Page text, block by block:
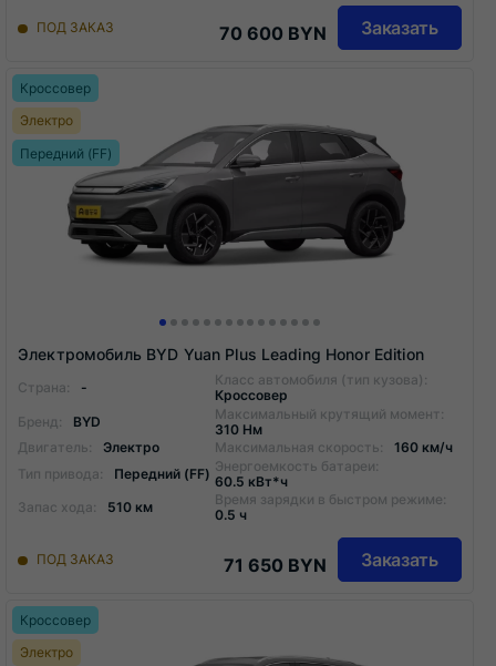
ПОД ЗАКАЗ 70 600 BYN Заказать
Кроссовер
Электро
Передний (FF)
Электромобиль BYD Yuan Plus Leading Honor Edition
Страна: -
Класс автомобиля (тип кузова):
Кроссовер
Бренд:
BYD
Максимальный крутящий момент:
310 Нм
Двигатель:
Электро Максимальная скорость:
160 км/ч
Тип привода:
Передний (FF) Энергоемкость батареи:
60.5 кВт*ч
Запас хода:
510 км
Время зарядки в быстром режиме:
0.5 ч
ПОД ЗАКАЗ 71 650 BYN Заказать
Кроссовер
Электро